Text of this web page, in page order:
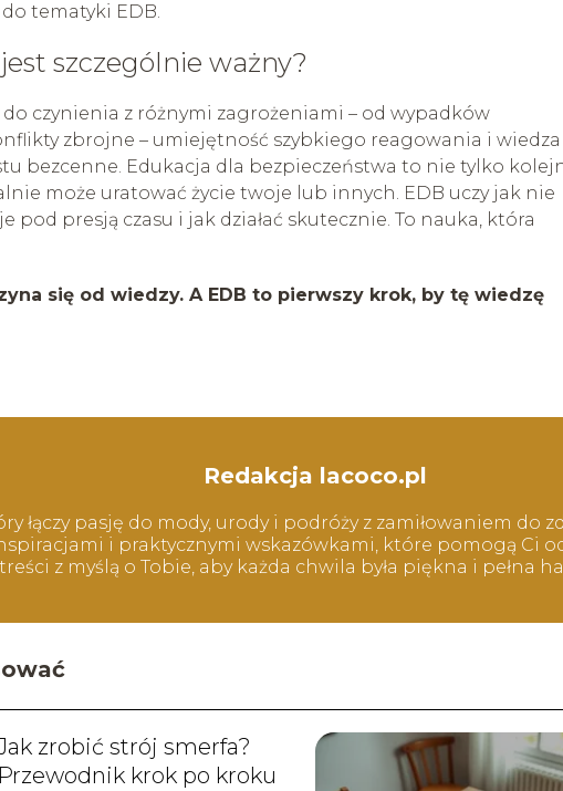
tematyki EDB.
szczególnie ważny?
czynienia z różnymi zagrożeniami – od wypadków
zbrojne – umiejętność szybkiego reagowania i wiedza
bezcenne. Edukacja dla bezpieczeństwa to nie tylko
może uratować życie twoje lub innych. EDB uczy jak nie
pod presją czasu i jak działać skutecznie. To nauka, która
się od wiedzy. A EDB to pierwszy krok, by tę wiedzę
Redakcja lacoco.pl
łączy pasję do mody, urody i podróży z zamiłowaniem do
i praktycznymi wskazówkami, które pomogą Ci
treści z myślą o Tobie, aby każda chwila była piękna i pełna
zrobić strój smerfa?
Przewodnik krok po kroku